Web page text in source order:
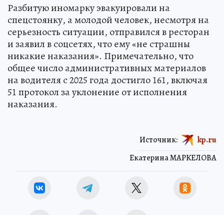
Разбитую иномарку эвакуировали на
спецстоянку, а молодой человек, несмотря на
серьезность ситуации, отправился в ресторан
и заявил в соцсетях, что ему «не страшны
никакие наказания». Примечательно, что
общее число административных материалов
на водителя с 2025 года достигло 161, включая
51 протокол за уклонение от исполнения
наказания.
Екатерина МАРКЕЛОВА
Источник: kp.ru